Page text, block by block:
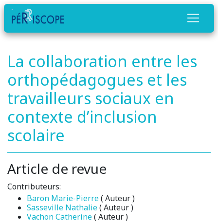
La collaboration entre les
orthopédagogues et les
travailleurs sociaux en
contexte d’inclusion
scolaire
Article de revue
Contributeurs:
Baron Marie-Pierre( Auteur )
Sasseville Nathalie( Auteur )
Vachon Catherine( Auteur )